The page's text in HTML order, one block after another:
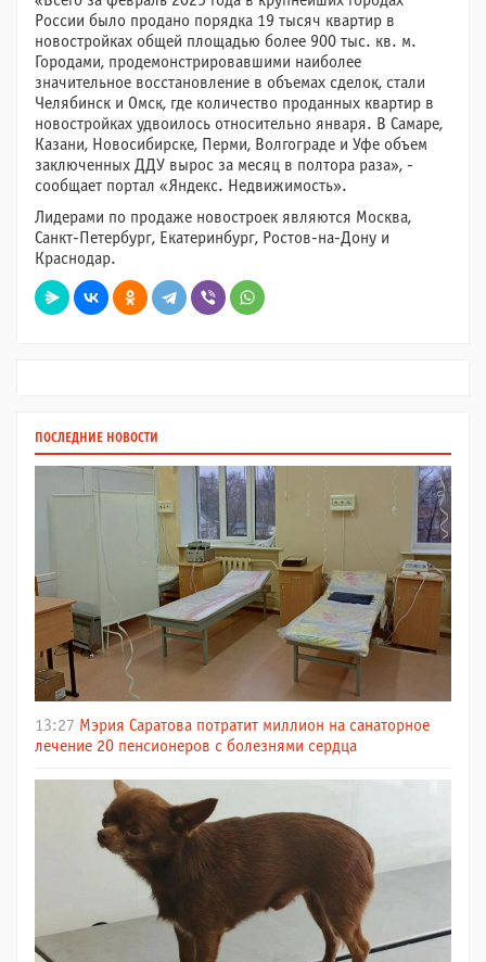
России было продано порядка 19 тысяч квартир в
новостройках общей площадью более 900 тыс. кв. м.
Городами, продемонстрировавшими наиболее
значительное восстановление в объемах сделок, стали
Челябинск и Омск, где количество проданных квартир в
новостройках удвоилось относительно января. В Самаре,
Казани, Новосибирске, Перми, Волгограде и Уфе объем
заключенных ДДУ вырос за месяц в полтора раза», -
сообщает портал «Яндекс. Недвижимость».
Лидерами по продаже новостроек являются Москва,
Санкт-Петербург, Екатеринбург, Ростов-на-Дону и
Краснодар.
ПОСЛЕДНИЕ НОВОСТИ
13:27 Мэрия Саратова потратит миллион на санаторное
лечение 20 пенсионеров с болезнями сердца